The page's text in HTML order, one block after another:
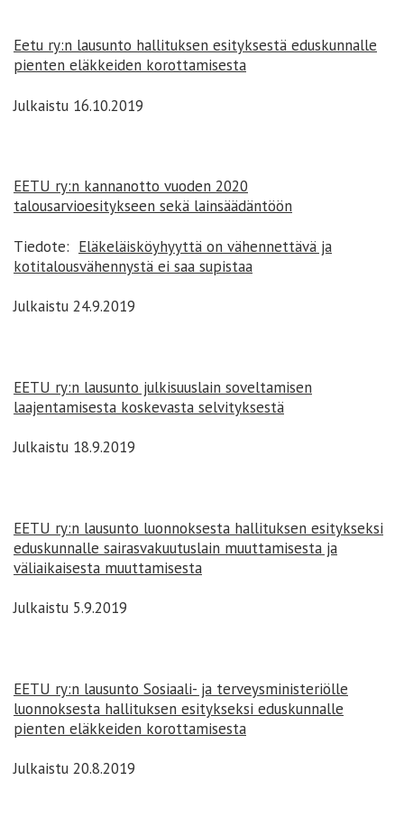
Eetu ry:n lausunto hallituksen esityksestä eduskunnalle
pienten eläkkeiden korottamisesta
Julkaistu 16.10.2019
EETU ry:n kannanotto vuoden 2020
talousarvioesitykseen sekä lainsäädäntöön
Tiedote: Eläkeläisköyhyyttä on vähennettävä ja
kotitalousvähennystä ei saa supistaa
Julkaistu 24.9.2019
EETU ry:n lausunto julkisuuslain soveltamisen
laajentamisesta koskevasta selvityksestä
Julkaistu 18.9.2019
EETU ry:n lausunto luonnoksesta hallituksen esitykseksi
eduskunnalle sairasvakuutuslain muuttamisesta ja
väliaikaisesta muuttamisesta
Julkaistu 5.9.2019
EETU ry:n lausunto Sosiaali- ja terveysministeriölle
luonnoksesta hallituksen esitykseksi eduskunnalle
pienten eläkkeiden korottamisesta
Julkaistu 20.8.2019